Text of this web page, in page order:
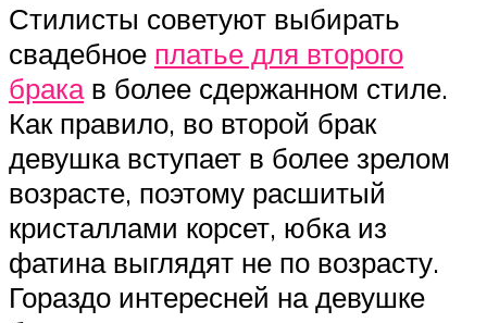
Стилисты советуют выбирать
свадебное платье для второго
бракав более сдержанном стиле.
Как правило, во второй брак
девушка вступает в более зрелом
возрасте, поэтому расшитый
кристаллами корсет, юбка из
фатина выглядят не по возрасту.
Гораздо интересней на девушке